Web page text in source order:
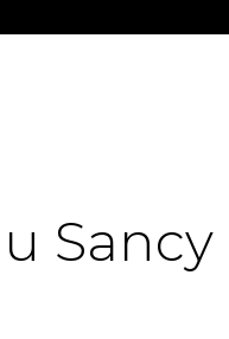
Sancy